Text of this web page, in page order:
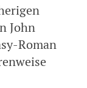
John
Roman